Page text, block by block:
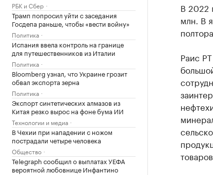
РБК и Сбер
Трамп попросил уйти с заседания
Госдепа раньше, чтобы «вести войну»
Политика
Испания ввела контроль на границе
для путешественников из Италии
Политика
Bloomberg узнал, что Украине грозит
обвал экспорта зерна
Политика
Экспорт синтетических алмазов из
Китая резко вырос на фоне бума ИИ
Технологии и медиа
В Чехии при нападении с ножом
пострадали четыре человека
Общество
Telegraph сообщил о выплатах УЕФА
вероятной любовнице Инфантино
В 2022
млн. В
Раис